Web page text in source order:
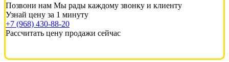
Позвони нам Мы рады каждому звонку и клиенту
Узнай цену за 1 минуту
+7 (968) 430-88-20
Рассчитать цену продажи сейчас